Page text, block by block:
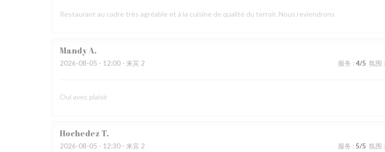
Restaurant au cadre très agréable et à la cuisine de qualité du terroir. Nous reviendrons
MandyA
2026-08-05 - 12:00 - 来宾 2 服务 : 4/5 氛围 :
Oui avec plaisir
Hochedez T
2026-08-05 - 12:30 - 来宾 2 服务 : 5/5 氛围 :